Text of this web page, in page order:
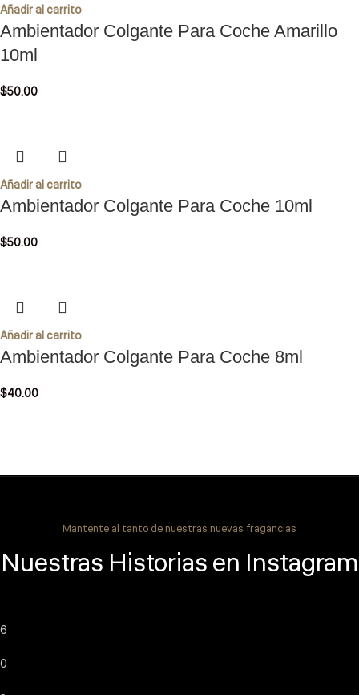
Añadir al carrito
Ambientador Colgante Para Coche Amarillo
10ml
$50.00
Añadir al carrito
Ambientador Colgante Para Coche 10ml
$50.00
Añadir al carrito
Ambientador Colgante Para Coche 8ml
$40.00
Mantente al tanto de nuestras nuevas fragancias
Nuestras Historias en Instagram
6
0